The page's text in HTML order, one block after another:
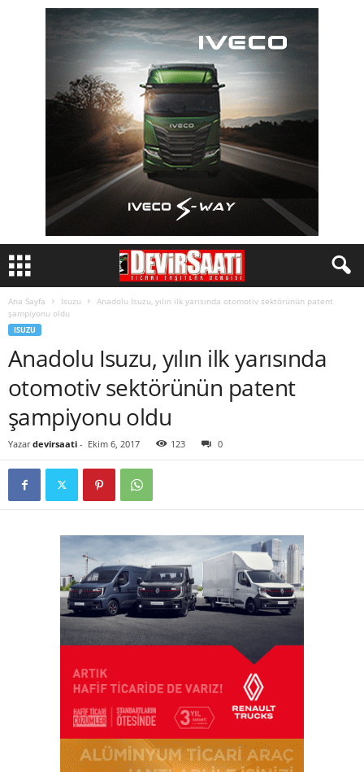
Ana Sayfa Isuzu
Anadolu Isuzu, yılın ilk yarısında otomotiv sektörünün patent
şampiyonu oldu
ISUZU
Anadolu Isuzu, yılın ilk yarısında
otomotiv sektörünün patent
şampiyonu oldu
Yazar devirsaati - Ekim 6, 2017 123 0